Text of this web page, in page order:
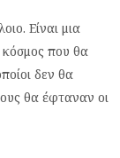
Είναι μια
που θα
δεν θα
θα έφταναν οι